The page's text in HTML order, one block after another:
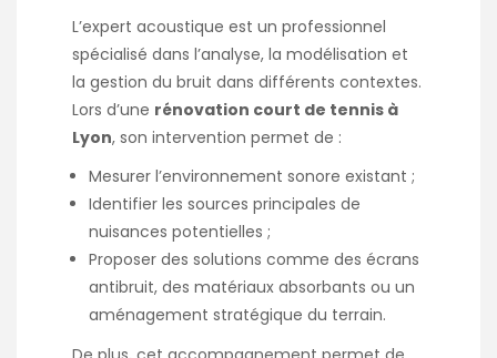
L’expert acoustique est un professionnel
spécialisé dans l’analyse, la modélisation et
la gestion du bruit dans différents contextes.
Lors d’une rénovation court de tennis à
Lyon, son intervention permet de :
Mesurer l’environnement sonore existant ;
Identifier les sources principales de
nuisances potentielles ;
Proposer des solutions comme des écrans
antibruit, des matériaux absorbants ou un
aménagement stratégique du terrain.